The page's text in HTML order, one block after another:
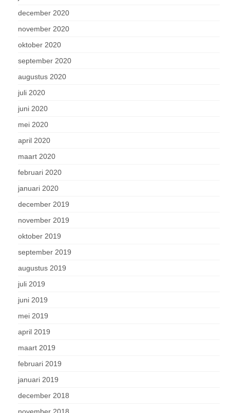
december 2020
november 2020
oktober 2020
september 2020
augustus 2020
juli 2020
juni 2020
mei 2020
april 2020
maart 2020
februari 2020
januari 2020
december 2019
november 2019
oktober 2019
september 2019
augustus 2019
juli 2019
juni 2019
mei 2019
april 2019
maart 2019
februari 2019
januari 2019
december 2018